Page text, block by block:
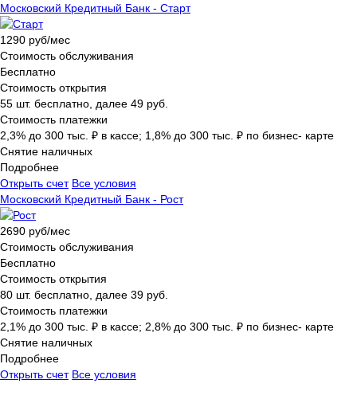
Московский Кредитный Банк - Старт
1290 руб/мес
Стоимость обслуживания
Бесплатно
Стоимость открытия
55 шт. бесплатно, далее 49 руб.
Стоимость платежки
2,3% до 300 тыс. ₽ в кассе; 1,8% до 300 тыс. ₽ по бизнес- карте
Снятие наличных
Подробнее
Открыть счет Все условия
Московский Кредитный Банк - Рост
2690 руб/мес
Стоимость обслуживания
Бесплатно
Стоимость открытия
80 шт. бесплатно, далее 39 руб.
Стоимость платежки
2,1% до 300 тыс. ₽ в кассе; 2,8% до 300 тыс. ₽ по бизнес- карте
Снятие наличных
Подробнее
Открыть счет Все условия